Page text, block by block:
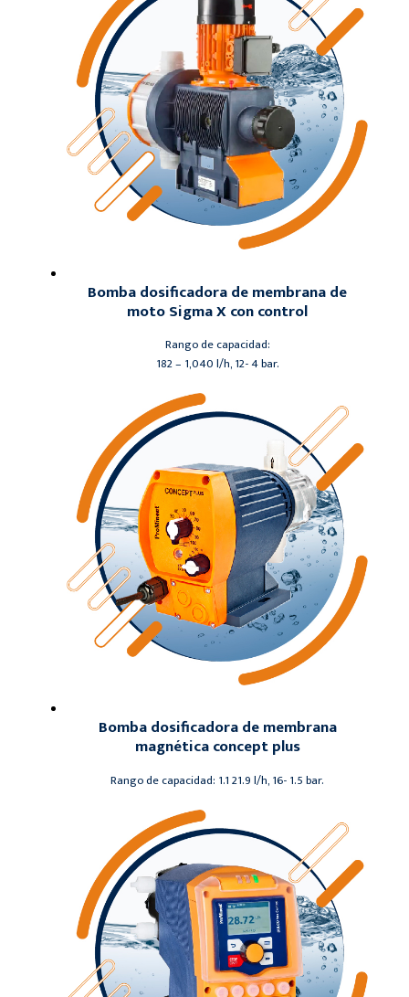
Bomba dosificadora de membrana de
moto Sigma X con control
Rango de capacidad:
182 – 1,040 l/h, 12- 4 bar.
Bomba dosificadora de membrana
magnética concept plus
Rango de capacidad: 1.1 21.9 l/h, 16- 1.5 bar.